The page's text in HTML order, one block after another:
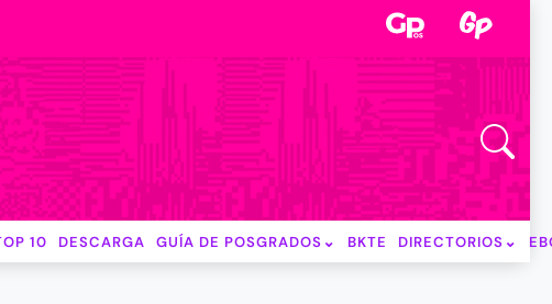
10 DESCARGA GUÍA DE POSGRADOS BKTE DIRECTORIOS